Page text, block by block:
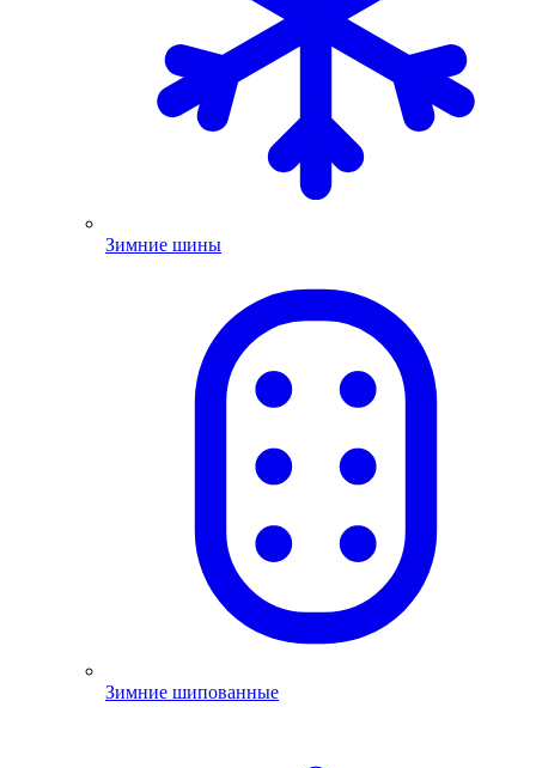
Зимние шины
Зимние шипованные